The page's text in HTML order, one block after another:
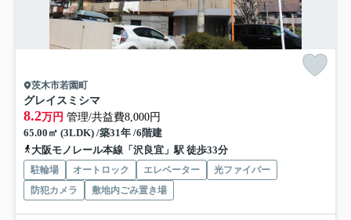
茨木市若園町
グレイスミシマ
8.2万円 管理/共益費8,000円
65.00㎡ (3LDK) /築31年 /6階建
大阪モノレール本線「沢良宜」駅 徒歩33分
駐輪場 オートロック エレベーター
光ファイバー
防犯カメラ
敷地内ごみ置き場